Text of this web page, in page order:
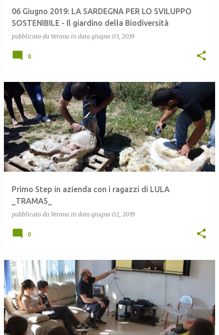
06 Giugno 2019: LA SARDEGNA PER LO SVILUPPO
SOSTENIBILE - Il giardino della Biodiversità
pubblicato da Veranu in data giugno 03, 2019
0
Primo Step in azienda con i ragazzi di LULA
_TRAMAS_
pubblicato da Veranu in data giugno 02, 2019
0